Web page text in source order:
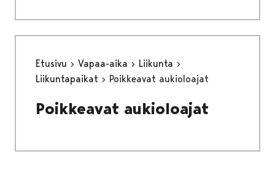
Etusivu Vapaa-aika
Liikunta
Liikuntapaikat
Poikkeavat aukioloajat
Poikkeavat aukioloajat